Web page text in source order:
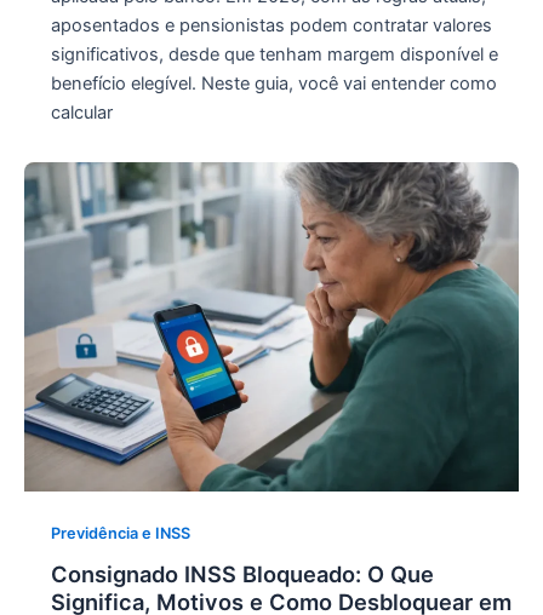
aposentados e pensionistas podem contratar valores
significativos, desde que tenham margem disponível e
benefício elegível. Neste guia, você vai entender como
calcular
Previdência e INSS
Consignado INSS Bloqueado: O Que
Significa, Motivos e Como Desbloquear em